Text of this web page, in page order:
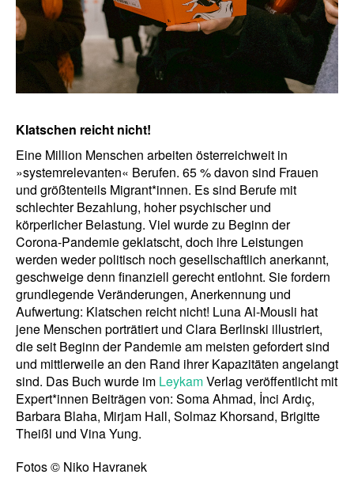
Klatschen reicht nicht!
Eine Million Menschen arbeiten österreichweit in
»systemrelevanten« Berufen. 65 % davon sind Frauen
und größtenteils Migrant*innen. Es sind Berufe mit
schlechter Bezahlung, hoher psychischer und
körperlicher Belastung. Viel wurde zu Beginn der
Corona-Pandemie geklatscht, doch ihre Leistungen
werden weder politisch noch gesellschaftlich anerkannt,
geschweige denn finanziell gerecht entlohnt. Sie fordern
grundlegende Veränderungen, Anerkennung und
Aufwertung: Klatschen reicht nicht! Luna Al-Mousli hat
jene Menschen porträtiert und Clara Berlinski illustriert,
die seit Beginn der Pandemie am meisten gefordert sind
und mittlerweile an den Rand ihrer Kapazitäten angelangt
sind. Das Buch wurde im LeykamVerlag veröffentlicht mit
Expert*innen Beiträgen von: Soma Ahmad, İnci Ardıç,
Barbara Blaha, Mirjam Hall, Solmaz Khorsand, Brigitte
Theißl und Vina Yung.
Fotos © Niko Havranek